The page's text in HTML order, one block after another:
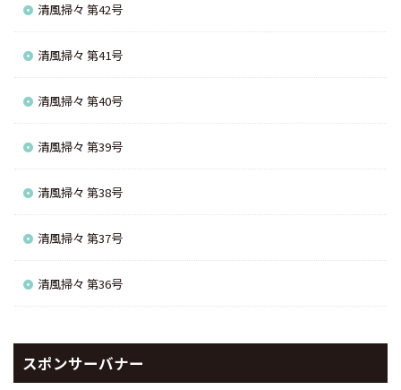
清風掃々 第42号
清風掃々 第41号
清風掃々 第40号
清風掃々 第39号
清風掃々 第38号
清風掃々 第37号
清風掃々 第36号
スポンサーバナー